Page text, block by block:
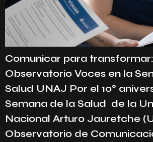
Comunicar para
Observatorio Voces en la
Salud UNAJ Por el 10°
Semana de la Salud de la
Nacional Arturo Jauretche
Observatorio de